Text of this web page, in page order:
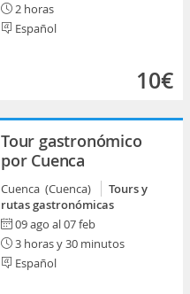
2 horas
Español
10€
Tour gastronómico
por Cuenca
Cuenca (Cuenca)
Tours y
rutas gastronómicas
09 ago al 07 feb
3 horas y 30 minutos
Español